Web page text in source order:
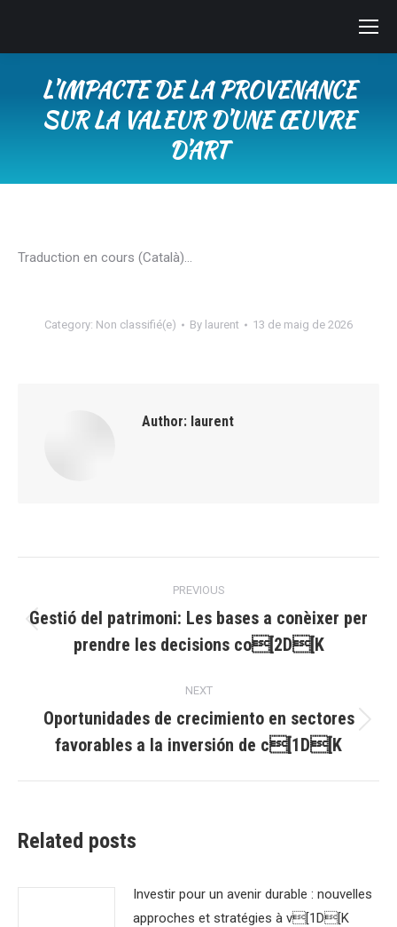
L’IMPACTE DE LA PROVENANCE
SUR LA VALEUR D’UNE ŒUVRE
D’ART
Traduction en cours (Català)…
Category: Non classifié(e) By laurent 13 de maig de 2026
Author: laurent
navigation
PREVIOUS
post:
Gestió del patrimoni: Les bases a conèixer per
prendre les decisions co[2D[K
NEXT
post:
Oportunidades de crecimiento en sectores
favorables a la inversión de c[1D[K
Related posts
Investir pour un avenir durable : nouvelles
approches et stratégies à v[1D[K